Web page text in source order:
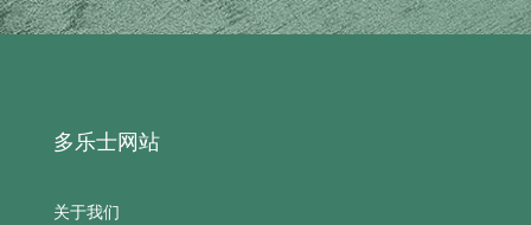
多乐士网站
关于我们